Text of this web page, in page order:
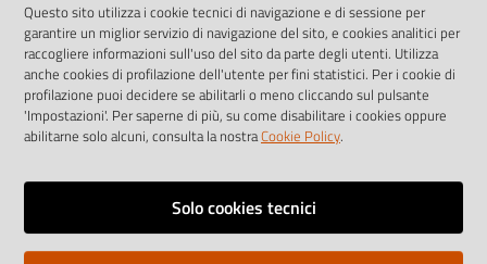
I dati personali pubblicati sono riutilizzabili solo alle condizioni
previste dalla direttiva comunitaria 2003/98/CE e dal d.lgs.
36/2006
Vai alla pagina
Note legali
Questo sito utilizza i cookie tecnici di navigazione e di sessione per
garantire un miglior servizio di navigazione del sito, e cookies analitici per
raccogliere informazioni sull'uso del sito da parte degli utenti. Utilizza
anche cookies di profilazione dell'utente per fini statistici. Per i cookie di
profilazione puoi decidere se abilitarli o meno cliccando sul pulsante
'Impostazioni'. Per saperne di più, su come disabilitare i cookies oppure
abilitarne solo alcuni, consulta la nostraCookie Policy.
Solo cookies tecnici